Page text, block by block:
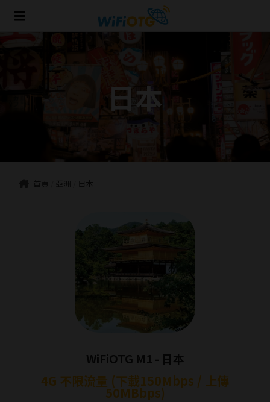
日本
首頁 亞洲 日本
WiFiOTG M1 - 日本
4G 不限流量 (下載150Mbps / 上傳
50MBbps)